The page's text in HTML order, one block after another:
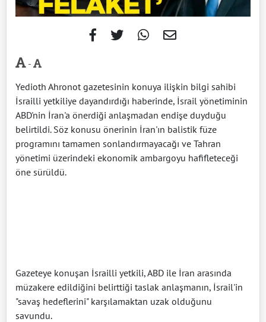
-
Yedioth Ahronot gazetesinin konuya ilişkin bilgi sahibi
İsrailli yetkiliye dayandırdığı haberinde, İsrail yönetiminin
ABD'nin İran'a önerdiği anlaşmadan endişe duyduğu
belirtildi. Söz konusu önerinin İran'ın balistik füze
programını tamamen sonlandırmayacağı ve Tahran
yönetimi üzerindeki ekonomik ambargoyu hafifleteceği
öne sürüldü.
Gazeteye konuşan İsrailli yetkili, ABD ile İran arasında
müzakere edildiğini belirttiği taslak anlaşmanın, İsrail'in
"savaş hedeflerini" karşılamaktan uzak olduğunu
savundu.